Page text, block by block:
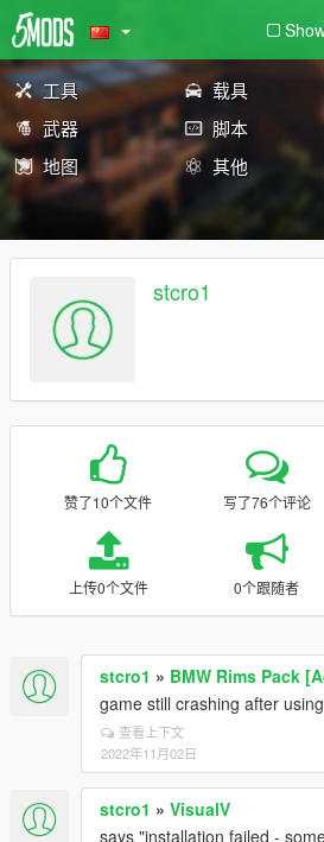
工具 载具
武器
脚本
地图
其他
stcro1
赞了10个文件 写了76个评论
上传0个文件 0个跟随者
stcro1 » BMW Rims Pack
game still crashing after
查看上下文
2022年11月02日
stcro1 » VisualV
says "installation failed -